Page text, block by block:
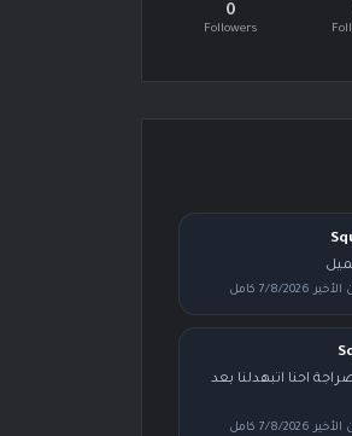
0
Followers
كامل
احنا اتبهدلنا بعد
كامل